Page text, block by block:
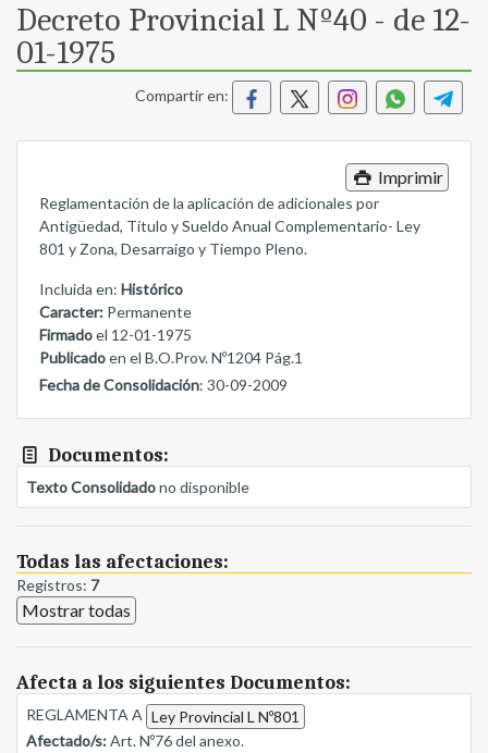
Decreto Provincial L Nº40 - de 12-
01-1975
Compartir en:
Imprimir
Reglamentación de la aplicación de adicionales por
Antigüedad, Título y Sueldo Anual Complementario- Ley
801 y Zona, Desarraigo y Tiempo Pleno.
Incluida en: Histórico
Caracter: Permanente
Firmadoel 12-01-1975
Publicadoen el B.O.Prov. Nº1204 Pág.1
Fecha de Consolidación: 30-09-2009
Documentos:
Texto Consolidadono disponible
Todas las afectaciones:
Registros: 7
Mostrar todas
Afecta a los siguientes Documentos:
REGLAMENTA A Ley Provincial L Nº801
Afectado/s:Art. Nº76 del anexo.